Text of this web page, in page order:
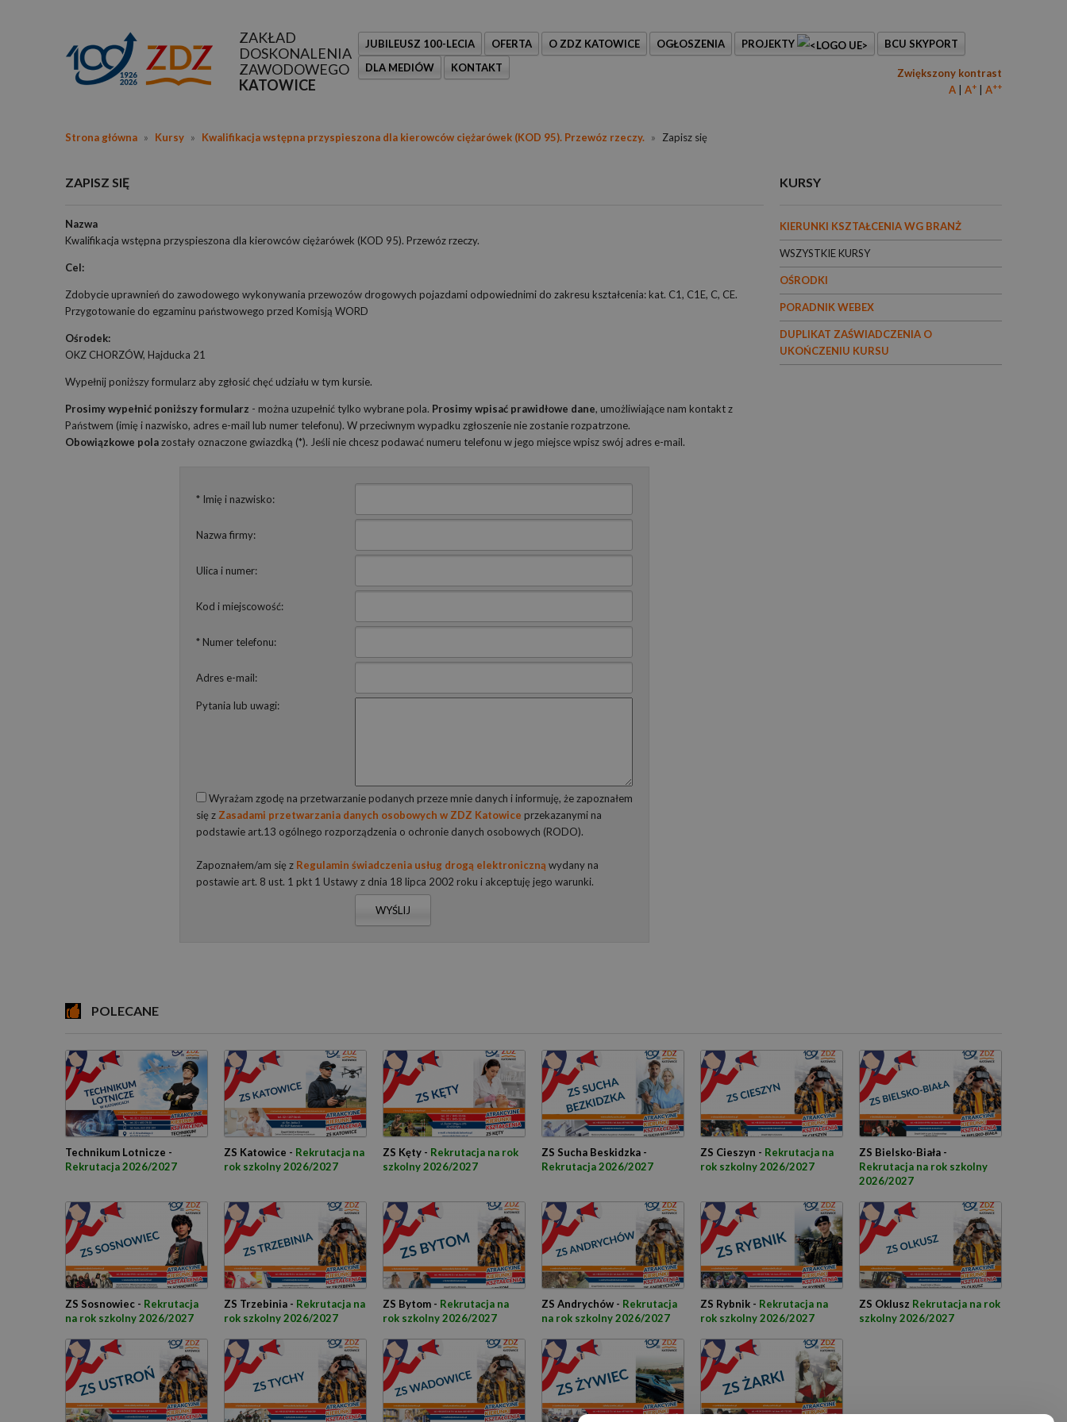
ZAKŁAD
DOSKONALENIA
ZAWODOWEGO
KATOWICE
JUBILEUSZ 100-LECIA OFERTA O ZDZ KATOWICE OGŁOSZENIA PROJEKTY
BCU SKYPORT
DLA MEDIÓW
KONTAKT
Zwiększony kontrast
A
A+ A++
Strona główna » Kursy » Kwalifikacja wstępna przyspieszona dla kierowców ciężarówek (KOD 95). Przewóz rzeczy. » Zapisz się
ZAPISZ SIĘ
Nazwa
Kwalifikacja wstępna przyspieszona dla kierowców ciężarówek (KOD 95). Przewóz rzeczy.
Cel:
Zdobycie uprawnień do zawodowego wykonywania przewozów drogowych pojazdami odpowiednimi do zakresu kształcenia: kat. C1, C1E, C, CE.
Przygotowanie do egzaminu państwowego przed Komisją WORD
Ośrodek:
OKZ CHORZÓW, Hajducka 21
Wypełnij poniższy formularz aby zgłosić chęć udziału w tym kursie.
Prosimy wypełnić poniższy formularz - można uzupełnić tylko wybrane pola. Prosimy wpisać prawidłowe dane, umożliwiające nam kontakt z
Państwem (imię i nazwisko, adres e-mail lub numer telefonu). W przeciwnym wypadku zgłoszenie nie zostanie rozpatrzone.
Obowiązkowe polazostały oznaczone gwiazdką (*). Jeśli nie chcesz podawać numeru telefonu w jego miejsce wpisz swój adres e-mail.
* Imię i nazwisko:
Nazwa firmy:
Ulica i numer:
Kod i miejscowość:
* Numer telefonu:
Adres e-mail:
Pytania lub uwagi:
Wyrażam zgodę na przetwarzanie podanych przeze mnie danych i informuję, że zapoznałem
się z Zasadami przetwarzania danych osobowych w ZDZ Katowice przekazanymi na
podstawie art.13 ogólnego rozporządzenia o ochronie danych osobowych (RODO).
Zapoznałem/am się z Regulamin świadczenia usług drogą elektroniczną wydany na
postawie art. 8 ust. 1 pkt 1 Ustawy z dnia 18 lipca 2002 roku i akceptuję jego warunki.
WYŚLIJ
KURSY
KIERUNKI KSZTAŁCENIA WG BRANŻ
WSZYSTKIE KURSY
OŚRODKI
PORADNIK WEBEX
DUPLIKAT ZAŚWIADCZENIA O
UKOŃCZENIU KURSU
POLECANE
Technikum Lotnicze -
Rekrutacja 2026/2027
ZS Katowice - Rekrutacja na
rok szkolny 2026/2027
ZS Kęty - Rekrutacja na rok
szkolny 2026/2027
ZS Sucha Beskidzka -
Rekrutacja 2026/2027
ZS Cieszyn - Rekrutacja na
rok szkolny 2026/2027
ZS Bielsko-Biała -
Rekrutacja na rok szkolny
2026/2027
ZS Sosnowiec - Rekrutacja
na rok szkolny 2026/2027
ZS Trzebinia - Rekrutacja na
rok szkolny 2026/2027
ZS Bytom - Rekrutacja na
rok szkolny 2026/2027
ZS Andrychów - Rekrutacja
na rok szkolny 2026/2027
ZS Rybnik - Rekrutacja na
rok szkolny 2026/2027
ZS Oklusz Rekrutacja na rok
szkolny 2026/2027